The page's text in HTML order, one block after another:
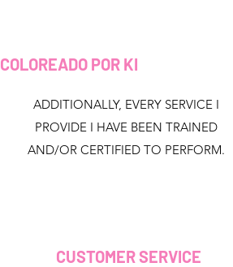
COLOREADO POR KI
ADDITIONALLY, EVERY SERVICE I
PROVIDE I HAVE BEEN TRAINED
AND/OR CERTIFIED TO PERFORM.
CUSTOMER SERVICE